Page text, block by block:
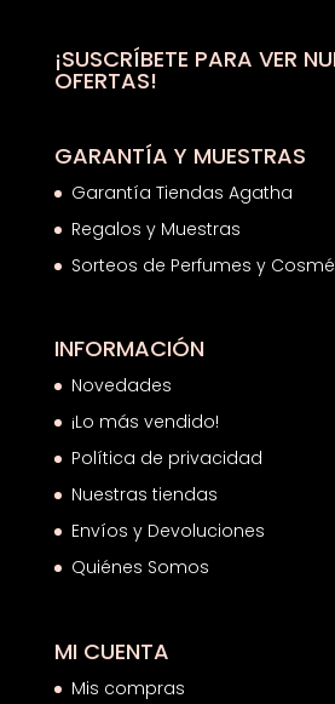
¡SUSCRÍBETE PARA VER
OFERTAS!
GARANTÍA Y MUESTRAS
Garantía Tiendas Agatha
Regalos y Muestras
Sorteos de Perfumes y
INFORMACIÓN
Novedades
¡Lo más vendido!
Política de privacidad
Nuestras tiendas
Envíos y Devoluciones
Quiénes Somos
MI CUENTA
Mis compras